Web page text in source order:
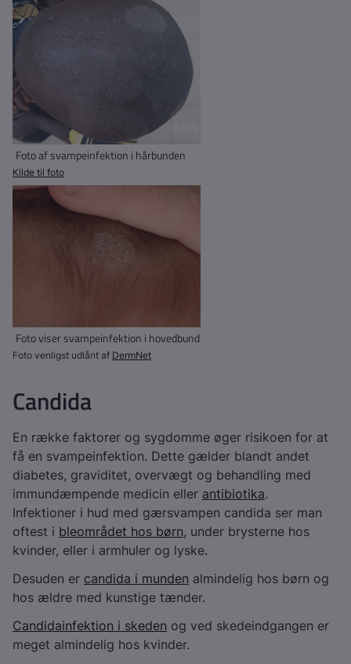
Foto af svampeinfektion i hårbunden
Kilde til foto
Foto viser svampeinfektion i hovedbund
Foto venligst udlånt af DermNet
Candida
En række faktorer og sygdomme øger risikoen for at
få en svampeinfektion. Dette gælder blandt andet
diabetes, graviditet, overvægt og behandling med
immundæmpende medicin eller antibiotika.
Infektioner i hud med gærsvampen candida ser man
oftest i bleområdet hos børn, under brysterne hos
kvinder, eller i armhuler og lyske.
Desuden er candida i munden almindelig hos børn og
hos ældre med kunstige tænder.
Candidainfektion i skeden og ved skedeindgangen er
meget almindelig hos kvinder.